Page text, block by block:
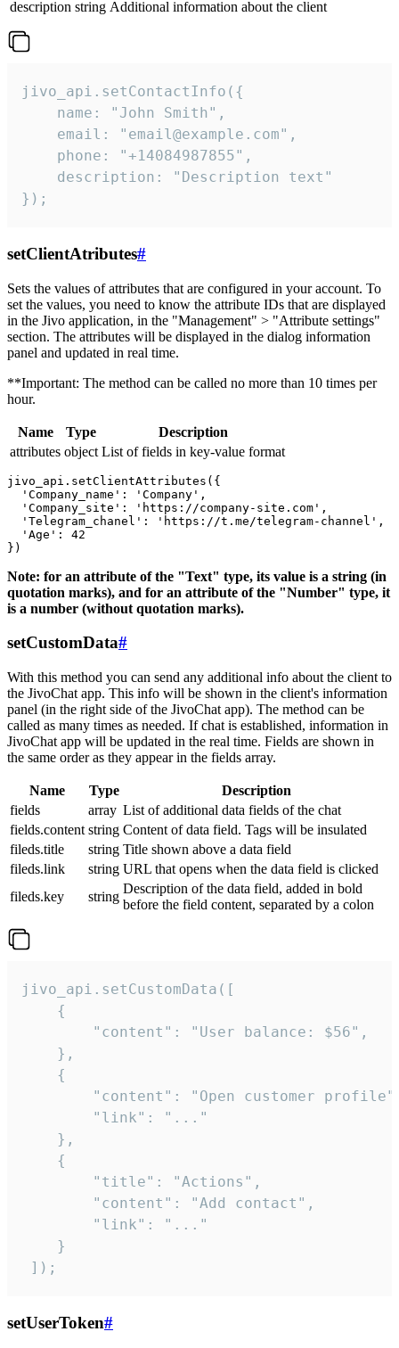
description string Additional information about the client
jivo_api.setContactInfo({
    name: "John Smith",
    email: "email@example.com",
    phone: "+14084987855",
    description: "Description text"
});
setClientAtributes#
Sets the values ​​of attributes that are configured in your account. To
set the values, you need to know the attribute IDs that are displayed
in the Jivo application, in the "Management" > "Attribute settings"
section. The attributes will be displayed in the dialog information
panel and updated in real time.
**Important: The method can be called no more than 10 times per
hour.
Name Type
Description
attributes object List of fields in key-value format
jivo_api.setClientAttributes({
  'Company_name': 'Company',
  'Company_site': 'https://company-site.com',
  'Telegram_chanel': 'https://t.me/telegram-channel',
  'Age': 42
Note: for an attribute of the "Text" type, its value is a string (in
quotation marks), and for an attribute of the "Number" type, it
is a number (without quotation marks).
setCustomData#
With this method you can send any additional info about the client to
the JivoChat app. This info will be shown in the client's information
panel (in the right side of the JivoChat app). The method can be
called as many times as needed. If chat is established, information in
JivoChat app will be updated in the real time. Fields are shown in
the same order as they appear in the fields array.
Name Type
Description
fields
array List of additional data fields of the chat
fields.content string Content of data field. Tags will be insulated
fileds.title
string Title shown above a data field
fileds.link
string URL that opens when the data field is clicked
fileds.key
string
Description of the data field, added in bold
before the field content, separated by a colon
jivo_api.setCustomData([
    {
        "content": "User balance: $56",
    },
    {
"content": "Open customer
        "link": "..."
    },
    {
        "title": "Actions",
        "content": "Add contact",
        "link": "..."
    }
]);
setUserToken#